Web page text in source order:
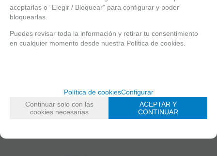
aceptarlas o “Elegir / Bloquear” para configurar y poder
bloquearlas.
Puedes revisar toda la información y retirar tu consentimiento
en cualquier momento desde nuestra Política de cookies.
Política de cookiesConfigurar
Continuar solo con las
cookies necesarias
ACEPTAR Y
CONTINUAR